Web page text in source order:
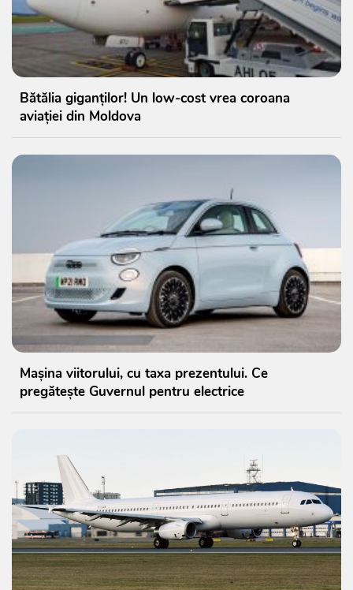
Bătălia giganților! Un low-cost vrea coroana
aviației din Moldova
Mașina viitorului, cu taxa prezentului. Ce
pregătește Guvernul pentru electrice